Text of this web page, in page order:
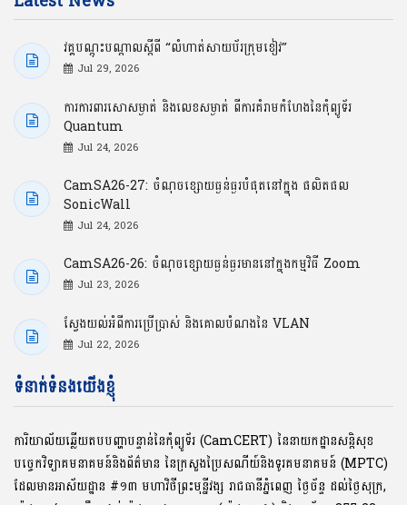
Latest News
វគ្គបណ្ដុះបណ្ដាលស្ដីពី “លំហាត់សាយប័រក្រុមខៀវ”
ការការពារសោសម្ងាត់ និងលេខសម្ងាត់ ពីការគំរាមកំហែងនៃកុំព្យូទ័រ
Quantum
CamSA26-27: ចំណុចខ្សោយធ្ងន់ធ្ងរបំផុតនៅក្នុង ផលិតផល
SonicWall
CamSA26-26: ចំណុចខ្សោយធ្ងន់ធ្ងរមាននៅក្នុងកម្មវិធី Zoom
ស្វែងយល់អំពីការប្រើប្រាស់ និងគោលបំណងនៃ VLAN
ទំនាក់ទំនងយើងខ្ញុំ
ការិយាល័យឆ្លើយតបបញ្ហាបន្ទាន់នៃកុំព្យូទ័រ (CamCERT) នៃនាយកដ្ឋានសន្តិសុខ
បច្ចេកវិទ្យាគមនាគមន៍និងព័ត៌មាន នៃក្រសួងប្រៃសណីយ៍និងទូរគមនាគមន៍ (MPTC)